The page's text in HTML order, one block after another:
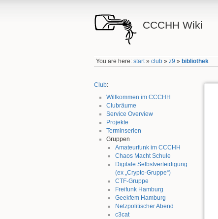
CCCHH Wiki
You are here:start»club »z9 » bibliothek
Club:
Willkommen im CCCHH
Clubräume
Service Overview
Projekte
Terminserien
Gruppen
Amateurfunk im CCCHH
Chaos Macht Schule
Digitale Selbstverteidigung
(ex „Crypto-Gruppe“)
CTF-Gruppe
Freifunk Hamburg
Geekfem Hamburg
Netzpolitischer Abend
c3cat